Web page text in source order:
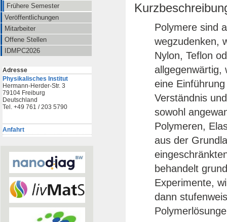
Frühere Semester
Veröffentlichungen
Mitarbeiter
Offene Stellen
IDMPC2026
Adresse
Physikalisches Institut
Hermann-Herder-Str. 3
79104 Freiburg
Deutschland
Tel. +49 761 / 203 5790
Anfahrt
Polymere sind
wegzudenken,
Nylon, Teflon
allgegenwärtig,
eine
Verständnis
sowohl
Polymeren,
aus der
behandelt
Experimente,
dann